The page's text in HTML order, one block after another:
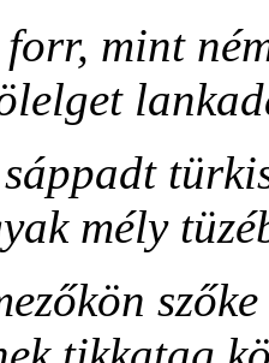
forr, mint
mély